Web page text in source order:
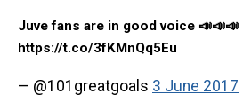
Juve fans are in good voice 📣📣📣
https://t.co/3fKMnQq5Eu
— @101greatgoals 3 June 2017